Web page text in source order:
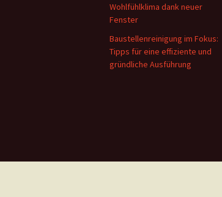
Wohlfühlklima dank neuer
Fenster
Baustellenreinigung im Fokus:
Tipps für eine effiziente und
gründliche Ausführung